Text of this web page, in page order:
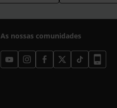
As nossas comunidades